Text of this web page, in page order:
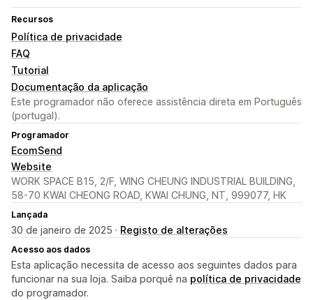
Recursos
Política de privacidade
FAQ
Tutorial
Documentação da aplicação
Este programador não oferece assistência direta em Português
(portugal).
Programador
EcomSend
Website
WORK SPACE B15, 2/F, WING CHEUNG INDUSTRIAL BUILDING,
58-70 KWAI CHEONG ROAD, KWAI CHUNG, NT, 999077, HK
Lançada
30 de janeiro de 2025 · Registo de alterações
Acesso aos dados
Esta aplicação necessita de acesso aos seguintes dados para
funcionar na sua loja. Saiba porquê na política de privacidade
do programador.